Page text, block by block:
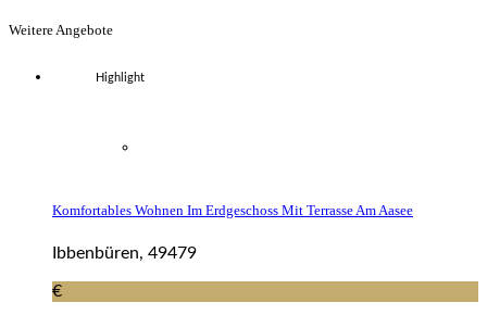
Weitere Angebote
Highlight
Komfortables Wohnen Im Erdgeschoss Mit Terrasse Am Aasee
Ibbenbüren, 49479
€